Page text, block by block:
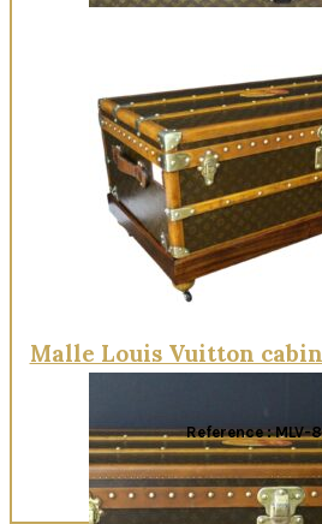
Quick View
Malle Louis Vuitton
Reference : MLV-